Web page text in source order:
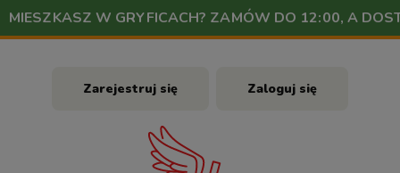
MIESZKASZ W GRYFICACH? ZAMÓW DO 12:00, A
Zarejestruj się Zaloguj się